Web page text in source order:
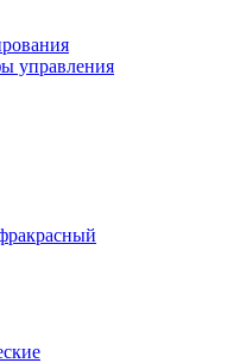
управления